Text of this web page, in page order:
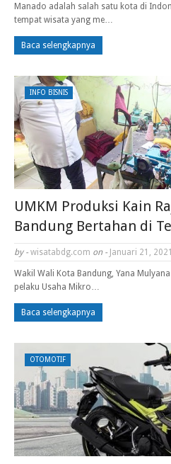
Manado adalah salah satu kota di
tempat wisata yang me…
Baca selengkapnya
INFO BISNIS
UMKM Produksi Kain
Bandung Bertahan di
by - wisatabdg.com on - Januari 21, 2021
Wakil Wali Kota Bandung, Yana
pelaku Usaha Mikro…
Baca selengkapnya
OTOMOTIF